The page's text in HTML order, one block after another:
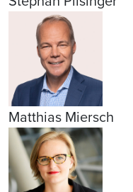
Matthias Miersch